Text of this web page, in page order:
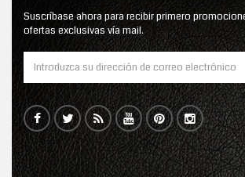
Suscríbase ahora para recibir primero
ofertas exclusivas vía mail.